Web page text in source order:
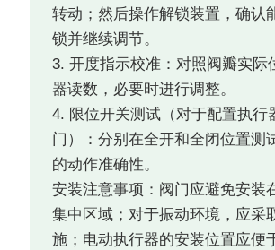
转动；然后操作解锁装置，确认
锁并继续调节。
3. 开度指示校准：对照阀瓣实际
器读数，必要时进行调整。
4. 限位开关测试（对于配置执行
门）：分别在全开和全闭位置测
的动作准确性。
安装注意事项：阀门应避免安装
集中区域；对于振动环境，应采
施；电动执行器的安装位置应便